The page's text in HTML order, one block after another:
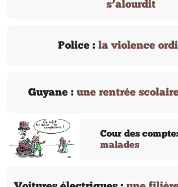
s’alourdit
Police : la violence
Guyane : une rentrée
Cour des
malades